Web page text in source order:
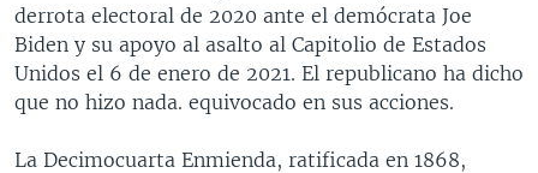
derrota electoral de 2020 ante el demócrata Joe
Biden y su apoyo al asalto al Capitolio de Estados
Unidos el 6 de enero de 2021. El republicano ha dicho
que no hizo nada. equivocado en sus acciones.
La Decimocuarta Enmienda, ratificada en 1868,